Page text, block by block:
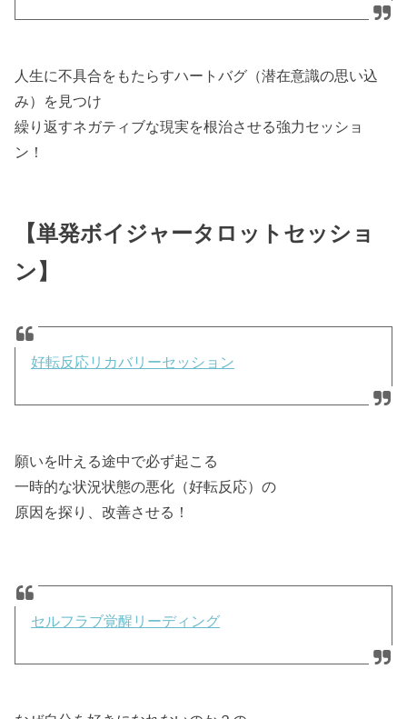
人生に不具合をもたらすハートバグ（潜在意識の思い込
み）を見つけ
繰り返すネガティブな現実を根治させる強力セッショ
ン！
【単発ボイジャータロットセッショ
ン】
好転反応リカバリーセッション
願いを叶える途中で必ず起こる
一時的な状況状態の悪化（好転反応）の
原因を探り、改善させる！
セルフラブ覚醒リーディング